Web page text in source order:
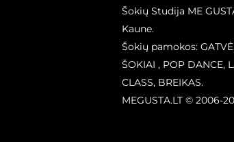
Šokių Studija ME
Kaune.
Šokių pamokos:
ŠOKIAI , POP DANCE,
CLASS, BREIKAS.
MEGUSTA.LT © 2006-